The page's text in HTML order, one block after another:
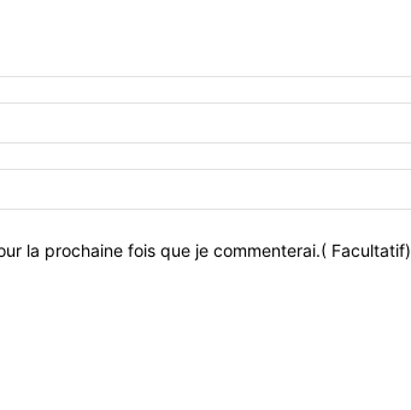
la prochaine fois que je commenterai.( Facultatif)